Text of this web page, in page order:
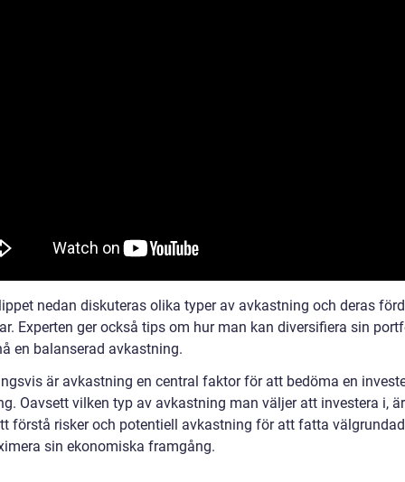
nedan diskuteras olika typer av avkastning och deras
Experten ger också tips om hur man kan diversifiera sin
en balanserad avkastning.
är avkastning en central faktor för att bedöma en
Oavsett vilken typ av avkastning man väljer att investera i,
förstå risker och potentiell avkastning för att fatta
sin ekonomiska framgång.